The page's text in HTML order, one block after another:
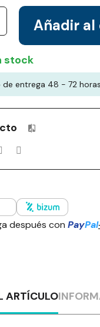
Añadir
stock
de entrega 48 - 72 horas
Productos
después con PayPal
ARTÍCULO